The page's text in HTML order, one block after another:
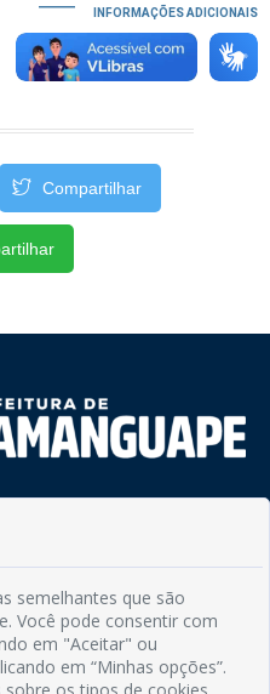
INFORMAÇÕES ADICIONAIS
Compartilhar
PB
08h às 13h
semelhantes que são
Você pode consentir com
em "Aceitar" ou
em “Minhas opções”.